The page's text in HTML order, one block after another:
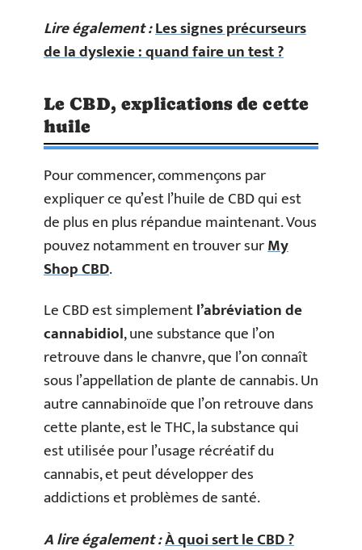
Lire également :Les signes précurseurs
de la dyslexie : quand faire un test ?
Le CBD, explications de cette
huile
Pour commencer, commençons par
expliquer ce qu’est l’huile de CBD qui est
de plus en plus répandue maintenant. Vous
pouvez notamment en trouver surMy
Shop CBD.
Le CBD est simplementl’abréviation de
cannabidiol, une substance que l’on
retrouve dans le chanvre, que l’on connaît
sous l’appellation de plante de cannabis. Un
autre cannabinoïde que l’on retrouve dans
cette plante, est le THC, la substance qui
est utilisée pour l’usage récréatif du
cannabis, et peut développer des
addictions et problèmes de santé.
A lire également :À quoi sert le CBD ?